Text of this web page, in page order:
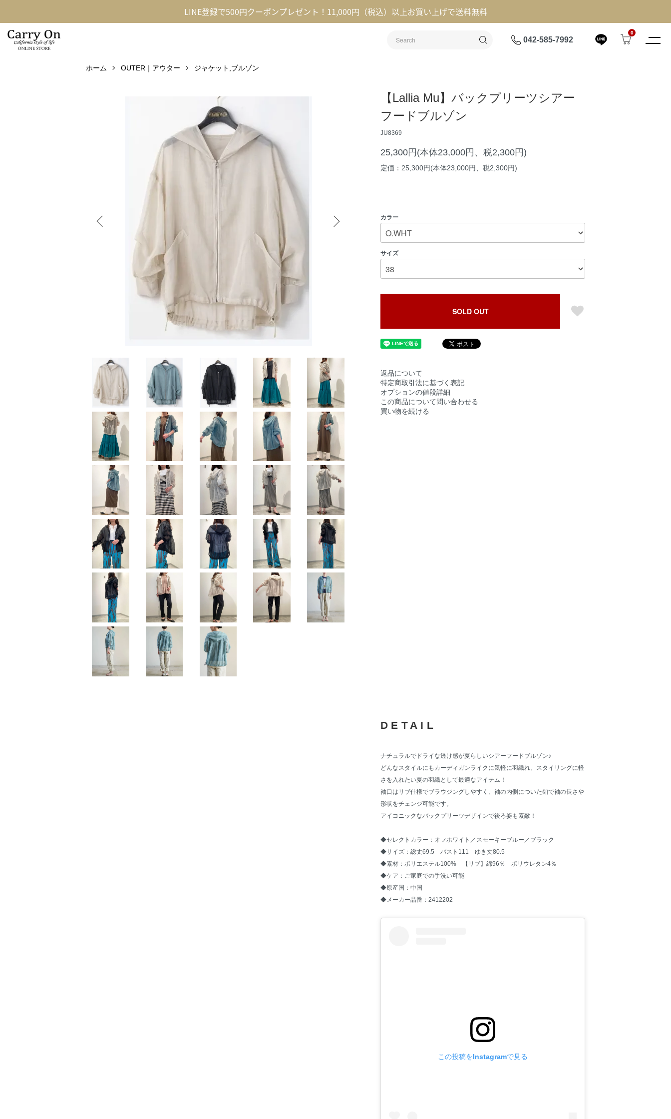
LINE登録で500円クーポンプレゼント！11,000円（税込）以上お買い上げで送料無料
042-585-7992
0
ホーム OUTER｜アウター ジャケット,ブルゾン
【Lallia Mu】バックプリーツシアー
フードブルゾン
JU8369
25,300円(本体23,000円、税2,300円)
定価：25,300円(本体23,000円、税2,300円)
カラー
サイズ
SOLD OUT
返品について
特定商取引法に基づく表記
オプションの値段詳細
この商品について問い合わせる
買い物を続ける
DETAIL
ナチュラルでドライな透け感が夏らしいシアーフードブルゾン♪
どんなスタイルにもカーディガンライクに気軽に羽織れ、スタイリングに軽
さを入れたい夏の羽織として最適なアイテム！
袖口はリブ仕様でブラウジングしやすく、袖の内側についた釦で袖の長さや
形状をチェンジ可能です。
アイコニックなバックプリーツデザインで後ろ姿も素敵！
◆セレクトカラー：オフホワイト／スモーキーブルー／ブラック
◆サイズ：総丈69.5 バスト111 ゆき丈80.5
◆素材：ポリエステル100% 【リブ】綿96％ ポリウレタン4％
◆ケア：ご家庭での手洗い可能
◆原産国：中国
◆メーカー品番：2412202
この投稿をInstagramで見る